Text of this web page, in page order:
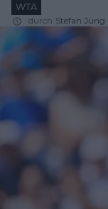
WTA
durch Stefan Jung